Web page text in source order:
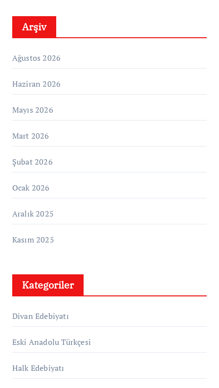
Arşiv
Ağustos 2026
Haziran 2026
Mayıs 2026
Mart 2026
Şubat 2026
Ocak 2026
Aralık 2025
Kasım 2025
Kategoriler
Divan Edebiyatı
Eski Anadolu Türkçesi
Halk Edebiyatı